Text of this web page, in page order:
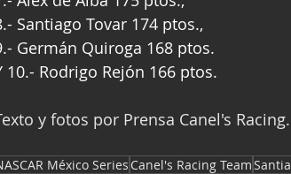
Santiago Tovar 174 ptos.,
Germán Quiroga 168 ptos.
10.- Rodrigo Rejón 166 ptos.
y fotos por Prensa Canel's Racing.
México Series Canel's Racing Team